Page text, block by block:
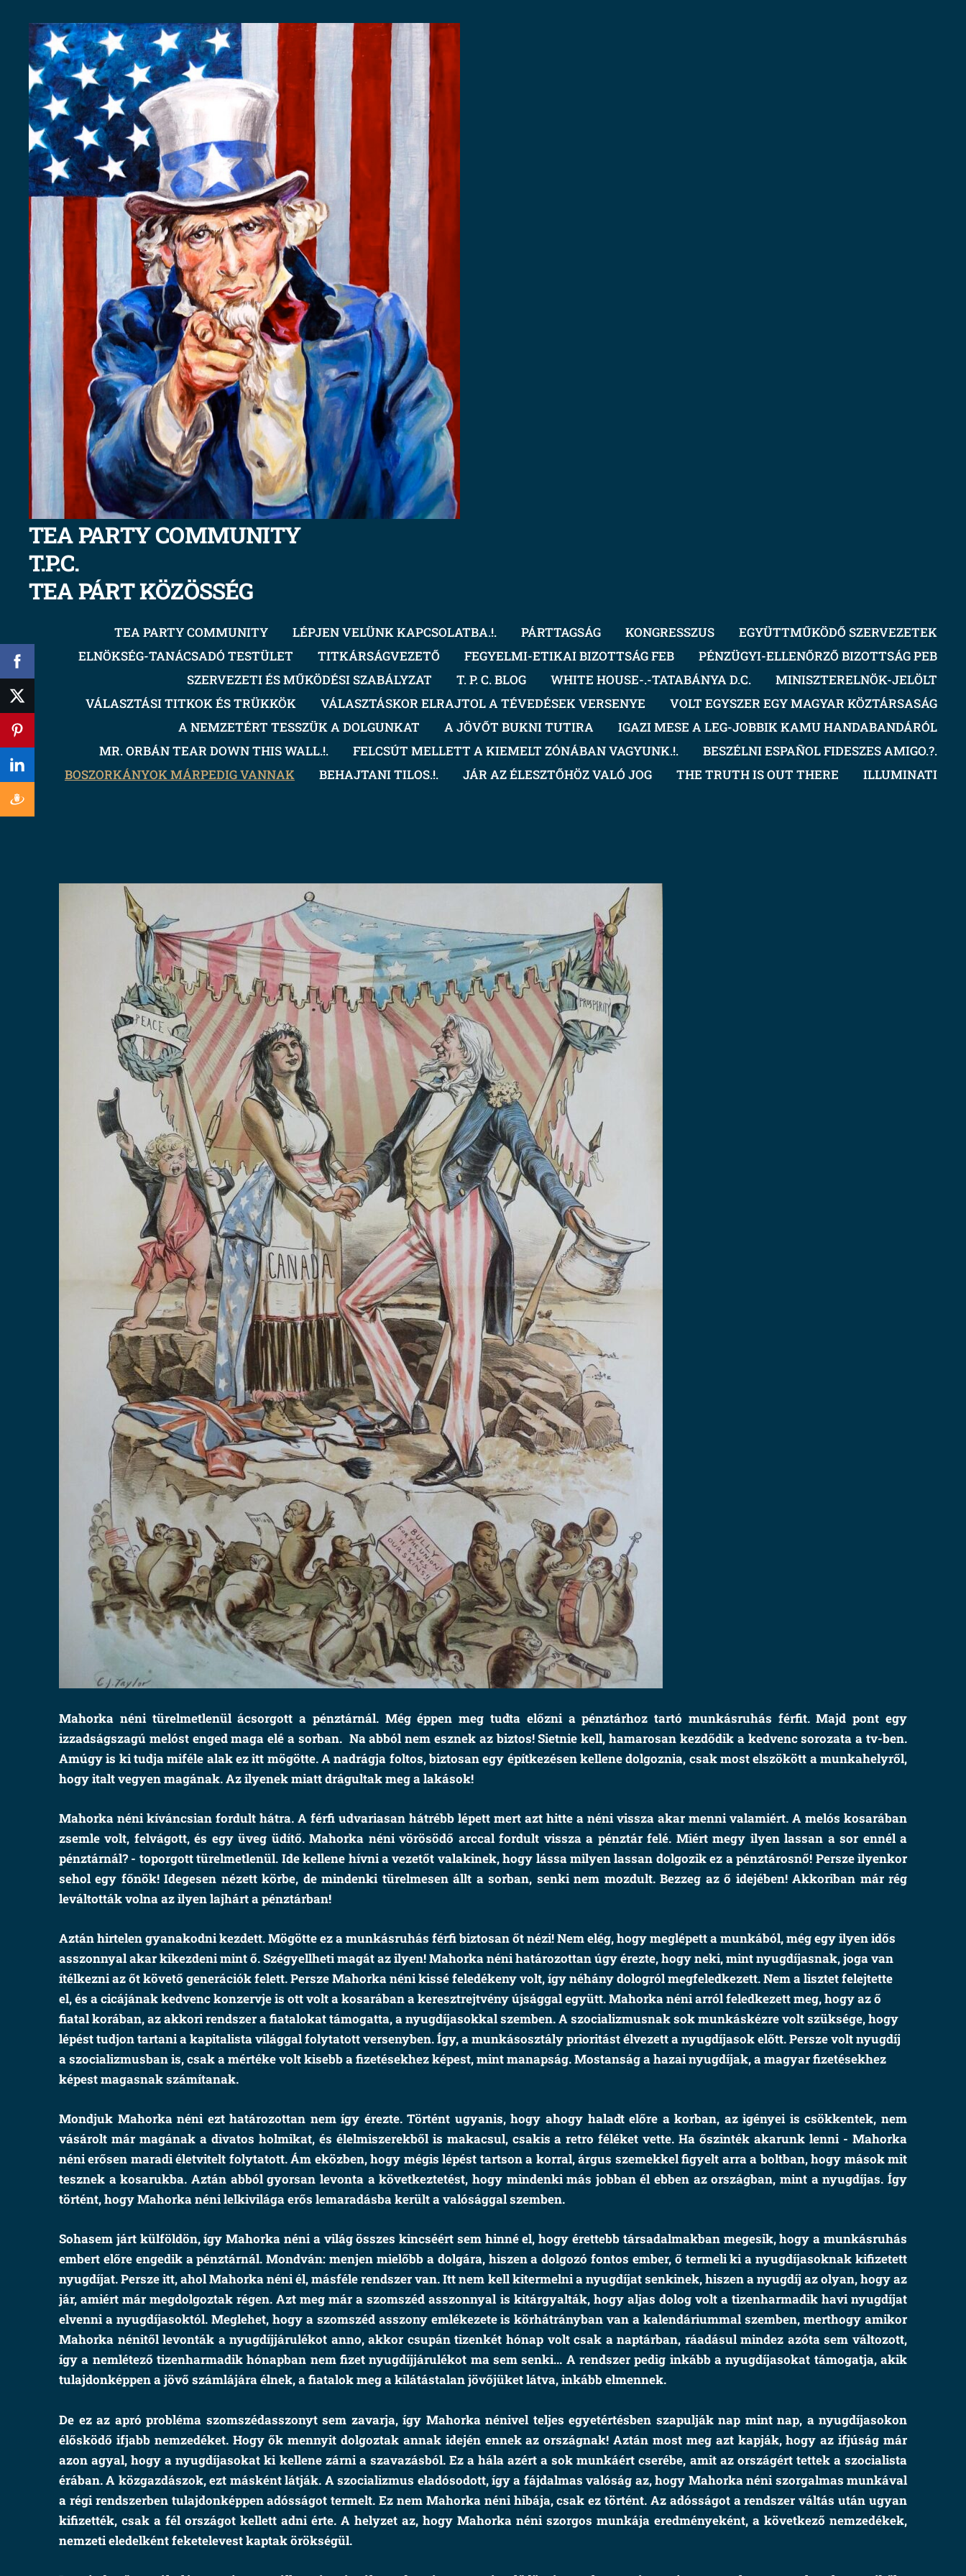
TEA PARTY COMMUNITY
T.P.C.
TEA PÁRT KÖZÖSSÉG
TEA PARTY COMMUNITY LÉPJEN VELÜNK KAPCSOLATBA.!. PÁRTTAGSÁG KONGRESSZUS
EGYÜTTMŰKÖDŐ SZERVEZETEK
ELNÖKSÉG-TANÁCSADÓ TESTÜLET
TITKÁRSÁGVEZETŐ FEGYELMI-ETIKAI BIZOTTSÁG FEB
PÉNZÜGYI-ELLENŐRZŐ BIZOTTSÁG PEB
SZERVEZETI ÉS MŰKÖDÉSI SZABÁLYZAT
T. P. C. BLOG WHITE HOUSE-.-TATABÁNYA D.C.
MINISZTERELNÖK-JELÖLT
VÁLASZTÁSI TITKOK ÉS TRÜKKÖK
VÁLASZTÁSKOR ELRAJTOL A TÉVEDÉSEK VERSENYE
VOLT EGYSZER EGY MAGYAR KÖZTÁRSASÁG
A NEMZETÉRT TESSZÜK A DOLGUNKAT
A JÖVŐT BUKNI TUTIRA
IGAZI MESE A LEG-JOBBIK KAMU HANDABANDÁRÓL
MR. ORBÁN TEAR DOWN THIS WALL.!.
FELCSÚT MELLETT A KIEMELT ZÓNÁBAN VAGYUNK.!.
BESZÉLNI ESPAÑOL FIDESZES AMIGO.?.
BOSZORKÁNYOK MÁRPEDIG VANNAK
BEHAJTANI TILOS.!. JÁR AZ ÉLESZTŐHÖZ VALÓ JOG THE TRUTH IS OUT THERE ILLUMINATI
Mahorka néni türelmetlenül ácsorgott a pénztárnál. Még éppen meg tudta előzni a pénztárhoz tartó munkásruhás férfit. Majd pont egy
izzadságszagú melóst enged maga elé a sorban. Na abból nem esznek az biztos! Sietnie kell, hamarosan kezdődik a kedvenc sorozata a tv-ben.
Amúgy is ki tudja miféle alak ez itt mögötte. A nadrágja foltos, biztosan egy építkezésen kellene dolgoznia, csak most elszökött a munkahelyről,
hogy italt vegyen magának. Az ilyenek miatt drágultak meg a lakások!
Mahorka néni kíváncsian fordult hátra. A férfi udvariasan hátrébb lépett mert azt hitte a néni vissza akar menni valamiért. A melós kosarában
zsemle volt, felvágott, és egy üveg üdítő. Mahorka néni vörösödő arccal fordult vissza a pénztár felé. Miért megy ilyen lassan a sor ennél a
pénztárnál? - toporgott türelmetlenül. Ide kellene hívni a vezetőt valakinek, hogy lássa milyen lassan dolgozik ez a pénztárosnő! Persze ilyenkor
sehol egy főnök! Idegesen nézett körbe, de mindenki türelmesen állt a sorban, senki nem mozdult. Bezzeg az ő idejében! Akkoriban már rég
leváltották volna az ilyen lajhárt a pénztárban!
Aztán hirtelen gyanakodni kezdett. Mögötte ez a munkásruhás férfi biztosan őt nézi! Nem elég, hogy meglépett a munkából, még egy ilyen idős
asszonnyal akar kikezdeni mint ő. Szégyellheti magát az ilyen! Mahorka néni határozottan úgy érezte, hogy neki, mint nyugdíjasnak, joga van
ítélkezni az őt követő generációk felett. Persze Mahorka néni kissé feledékeny volt, így néhány dologról megfeledkezett. Nem a lisztet felejtette
el, és a cicájának kedvenc konzervje is ott volt a kosarában a keresztrejtvény újsággal együtt. Mahorka néni arról feledkezett meg, hogy az ő
fiatal korában, az akkori rendszer a fiatalokat támogatta, a nyugdíjasokkal szemben. A szocializmusnak sok munkáskézre volt szüksége, hogy
lépést tudjon tartani a kapitalista világgal folytatott versenyben. Így, a munkásosztály prioritást élvezett a nyugdíjasok előtt. Persze volt nyugdíj
a szocializmusban is, csak a mértéke volt kisebb a fizetésekhez képest, mint manapság. Mostanság a hazai nyugdíjak, a magyar fizetésekhez
képest magasnak számítanak.
Mondjuk Mahorka néni ezt határozottan nem így érezte. Történt ugyanis, hogy ahogy haladt előre a korban, az igényei is csökkentek, nem
vásárolt már magának a divatos holmikat, és élelmiszerekből is makacsul, csakis a retro féléket vette. Ha őszinték akarunk lenni - Mahorka
néni erősen maradi életvitelt folytatott. Ám eközben, hogy mégis lépést tartson a korral, árgus szemekkel figyelt arra a boltban, hogy mások mit
tesznek a kosarukba. Aztán abból gyorsan levonta a következtetést, hogy mindenki más jobban él ebben az országban, mint a nyugdíjas. Így
történt, hogy Mahorka néni lelkivilága erős lemaradásba került a valósággal szemben.
Sohasem járt külföldön, így Mahorka néni a világ összes kincséért sem hinné el, hogy érettebb társadalmakban megesik, hogy a munkásruhás
embert előre engedik a pénztárnál. Mondván: menjen mielőbb a dolgára, hiszen a dolgozó fontos ember, ő termeli ki a nyugdíjasoknak kifizetett
nyugdíjat. Persze itt, ahol Mahorka néni él, másféle rendszer van. Itt nem kell kitermelni a nyugdíjat senkinek, hiszen a nyugdíj az olyan, hogy az
jár, amiért már megdolgoztak régen. Azt meg már a szomszéd asszonnyal is kitárgyalták, hogy aljas dolog volt a tizenharmadik havi nyugdíjat
elvenni a nyugdíjasoktól. Meglehet, hogy a szomszéd asszony emlékezete is körhátrányban van a kalendáriummal szemben, merthogy amikor
Mahorka nénitől levonták a nyugdíjjárulékot anno, akkor csupán tizenkét hónap volt csak a naptárban, ráadásul mindez azóta sem változott,
így a nemlétező tizenharmadik hónapban nem fizet nyugdíjjárulékot ma sem senki... A rendszer pedig inkább a nyugdíjasokat támogatja, akik
tulajdonképpen a jövő számlájára élnek, a fiatalok meg a kilátástalan jövőjüket látva, inkább elmennek.
De ez az apró probléma szomszédasszonyt sem zavarja, így Mahorka nénivel teljes egyetértésben szapulják nap mint nap, a nyugdíjasokon
élősködő ifjabb nemzedéket. Hogy ők mennyit dolgoztak annak idején ennek az országnak! Aztán most meg azt kapják, hogy az ifjúság már
azon agyal, hogy a nyugdíjasokat ki kellene zárni a szavazásból. Ez a hála azért a sok munkáért cserébe, amit az országért tettek a szocialista
érában. A közgazdászok, ezt másként látják. A szocializmus eladósodott, így a fájdalmas valóság az, hogy Mahorka néni szorgalmas munkával
a régi rendszerben tulajdonképpen adósságot termelt. Ez nem Mahorka néni hibája, csak ez történt. Az adósságot a rendszer váltás után ugyan
kifizették, csak a fél országot kellett adni érte. A helyzet az, hogy Mahorka néni szorgos munkája eredményeként, a következő nemzedékek,
nemzeti eledelként feketelevest kaptak örökségül.